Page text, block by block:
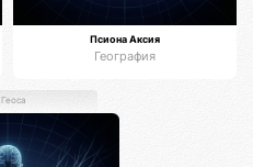
Псиона Аксия
География
Геоса